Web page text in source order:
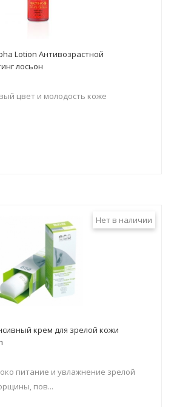
Lotion Антивозрастной
лосьон
цвет и молодость коже
Нет в наличии
крем для зрелой кожи
питание и увлажнение зрелой
пов...